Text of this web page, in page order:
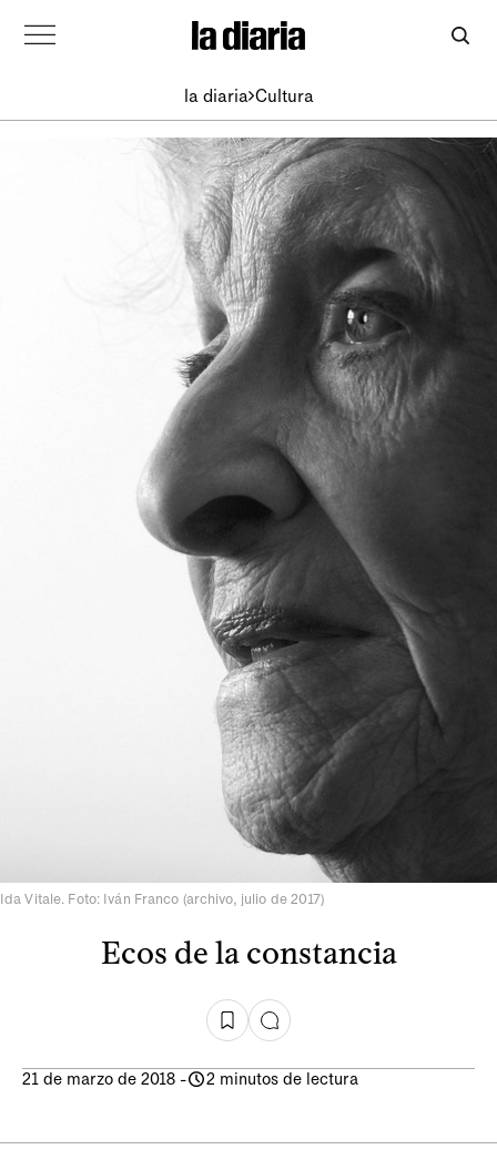
la diaria Cultura
Ida Vitale. Foto: Iván Franco (archivo, julio de 2017)
Ecos de la constancia
21 de marzo de 2018 - 2 minutos de lectura